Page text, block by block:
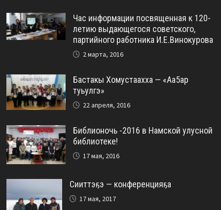
Час информации посвященная к 120-
летию выдающегося советского,
партийного работника И.Е.Винокурова
2 марта, 2016
Бастакы Хомустаахха — «Аа5ар
туьулгэ»
22 апреля, 2016
Библионочь -2016 в Намской улусной
библиотеке!
17 мая, 2016
Сииттэҕэ — конференцияҕа
17 мая, 2017